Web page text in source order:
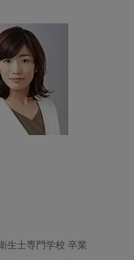
士専門学校 卒業